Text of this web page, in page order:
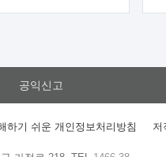
 추진일정(1)
희망인력-희망기업
정(심의)(4)협약체결
중순 10월 이후*
공익신고
하기 쉬운 개인정보처리방침 저